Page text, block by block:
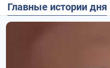
Главные истории дня